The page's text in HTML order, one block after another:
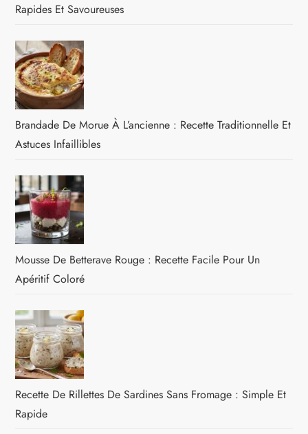
Rapides Et Savoureuses
Brandade De Morue À L’ancienne : Recette Traditionnelle Et
Astuces Infaillibles
Mousse De Betterave Rouge : Recette Facile Pour Un
Apéritif Coloré
Recette De Rillettes De Sardines Sans Fromage : Simple Et
Rapide